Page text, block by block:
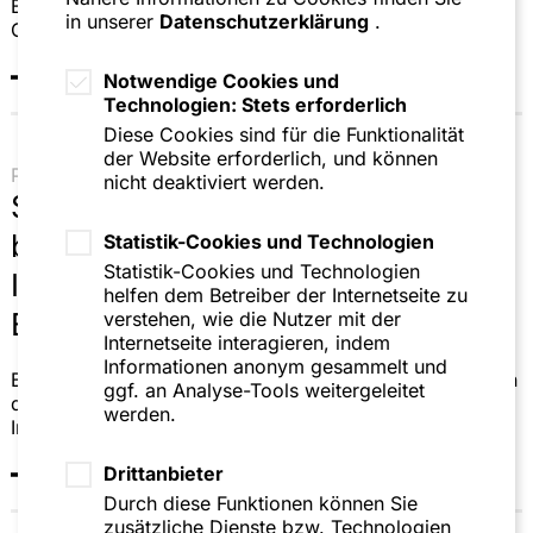
in unserer Datenschutzerklärung .
Notwendige Cookies und
Technologien: Stets erforderlich
Diese Cookies sind für die Funktionalität
der Website erforderlich, und können
nicht deaktiviert werden.
Statistik-Cookies und Technologien
Statistik-Cookies und Technologien
helfen dem Betreiber der Internetseite zu
verstehen, wie die Nutzer mit der
Internetseite interagieren, indem
Informationen anonym gesammelt und
ggf. an Analyse-Tools weitergeleitet
werden.
Drittanbieter
Durch diese Funktionen können Sie
zusätzliche Dienste bzw. Technologien
Beteiligungsgesellschaft beim Erwerb der Marc Aurel-
Gruppe
Pressemitteilung | 31.07.26
SZA Schilling, Zutt & Anschütz
begleitet erfolgreiche
Investorenlösung für BCG Baden-
Baden Cosmetics Group GmbH
Begleitung des erfolgreichen Eigenverwaltungsverfahren
der BCG Baden-Baden Cosmetics Group GmbH bis zur
Investorenlösung